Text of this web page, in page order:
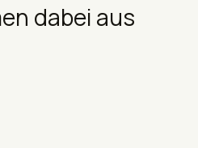
dabei aus